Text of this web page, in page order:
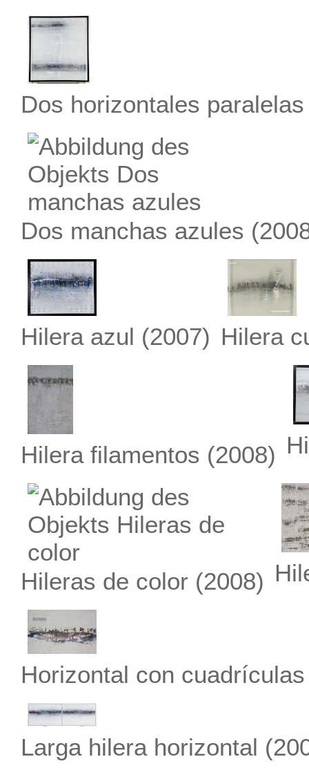
Dos horizontales paralelas
Dos manchas azules
Hilera azul (2007) Hilera
Hilera filamentos (2008)
Hileras de color (2008)
Horizontal con cuadrículas
Larga hilera horizontal